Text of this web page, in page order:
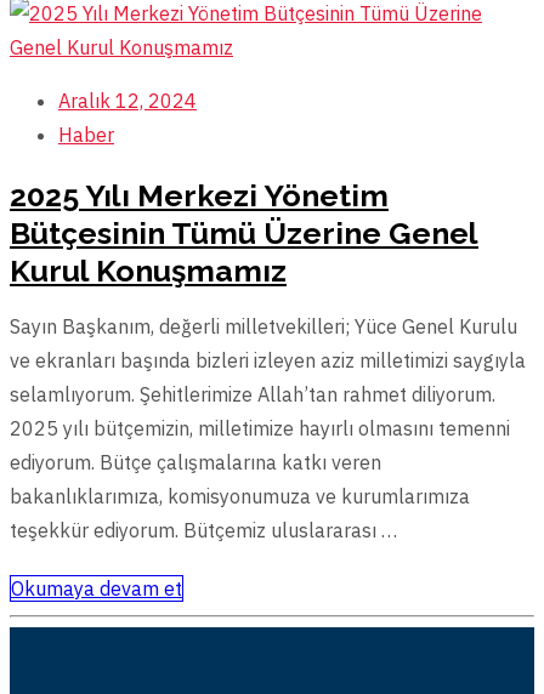
Aralık 12, 2024
Haber
2025 Yılı Merkezi Yönetim
Bütçesinin Tümü Üzerine Genel
Kurul Konuşmamız
Sayın Başkanım, değerli milletvekilleri; Yüce Genel Kurulu
ve ekranları başında bizleri izleyen aziz milletimizi saygıyla
selamlıyorum. Şehitlerimize Allah’tan rahmet diliyorum.
2025 yılı bütçemizin, milletimize hayırlı olmasını temenni
ediyorum. Bütçe çalışmalarına katkı veren
bakanlıklarımıza, komisyonumuza ve kurumlarımıza
teşekkür ediyorum. Bütçemiz uluslararası …
Okumaya devam et